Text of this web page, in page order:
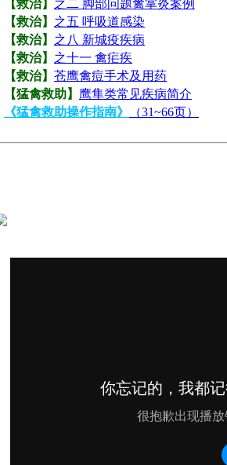
【救治】 之二 脚部问题禽掌炎案例
【救治】 之五 呼吸道感染
【救治】 之八 新城疫疾病
【救治】 之十一 禽疟疾
【救治】 苍鹰禽痘手术及用药
【猛禽救助】 鹰隼类常见疾病简介
《猛禽救助操作指南》 （31~66页）